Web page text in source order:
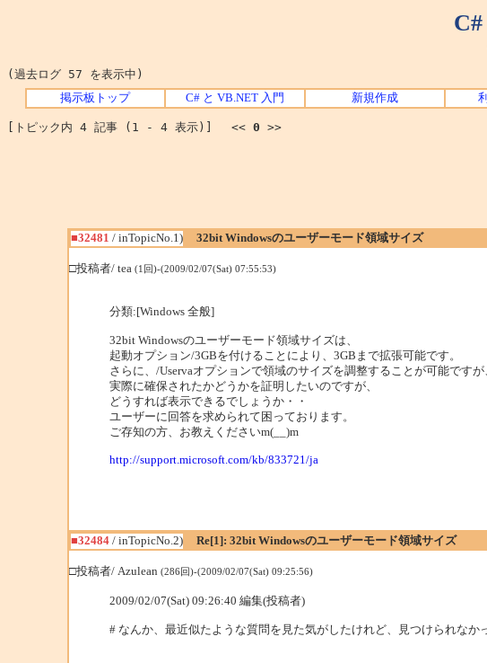
(過去ログ 57 を表示中)
掲示板トップ C# と VB.NET 入門 新規作成
[トピック内 4 記事 (1 - 4 表示)] << 0 >>
■32481 / inTopicNo.1)
32bit Windowsのユーザーモード領域サイズ
□投稿者/ tea (1回)-(2009/02/07(Sat) 07:55:53)
分類:[Windows 全般]
32bit Windowsのユーザーモード領域サイズは、
起動オプション/3GBを付けることにより、3GBまで拡張可能です。
さらに、/Uservaオプションで領域のサイズを調整することが可能ですが
実際に確保されたかどうかを証明したいのですが、
どうすれば表示できるでしょうか・・
ユーザーに回答を求められて困っております。
ご存知の方、お教えくださいm(__)m
http://support.microsoft.com/kb/833721/ja
■32484/ inTopicNo.2)
Re[1]: 32bit Windowsのユーザーモード領域サイズ
□投稿者/ Azulean (286回)-(2009/02/07(Sat) 09:25:56)
2009/02/07(Sat) 09:26:40 編集(投稿者)
# なんか、最近似たような質問を見た気がしたけれど、見つけられなかっ